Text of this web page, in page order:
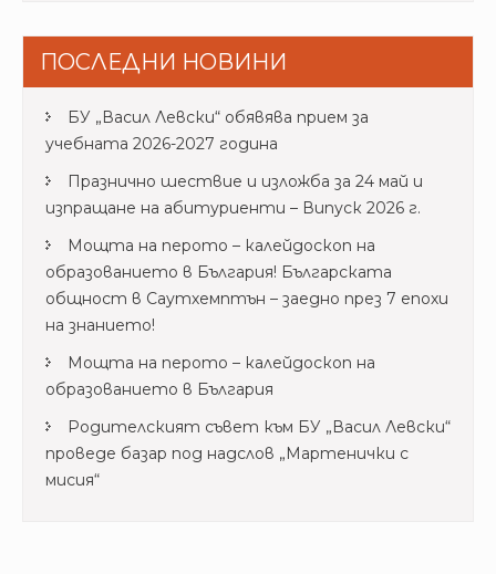
ПОСЛЕДНИ НОВИНИ
БУ „Васил Левски“ обявява прием за
учебната 2026-2027 година
Празнично шествие и изложба за 24 май и
изпращане на абитуриенти – Випуск 2026 г.
Мощта на перото – калейдоскоп на
образованието в България! Българската
общност в Саутхемптън – заедно през 7 епохи
на знанието!
Мощта на перото – калейдоскоп на
образованието в България
Родителският съвет към БУ „Васил Левски“
проведе базар под надслов „Мартенички с
мисия“